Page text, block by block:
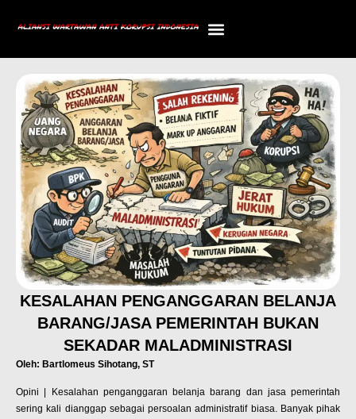
KESALAHAN PENGANGGARAN BELANJA
BARANG/JASA PEMERINTAH BUKAN
SEKADAR MALADMINISTRASI
Oleh: Bartlomeus Sihotang, ST
Opini | Kesalahan penganggaran belanja barang dan jasa pemerintah
sering kali dianggap sebagai persoalan administratif biasa. Banyak pihak